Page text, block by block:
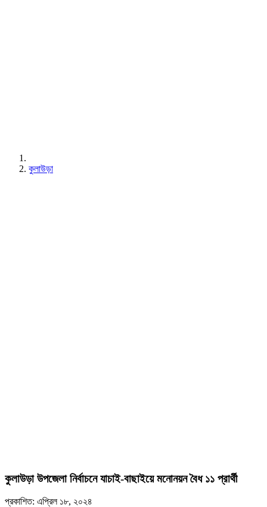
কুলাউড়া
কুলাউড়া উপজেলা নির্বাচনে যাচাই-বাছাইয়ে মনোনয়ন বৈধ ১১ প্রার্থী
প্রকাশিত: এপ্রিল ১৮, ২০২৪